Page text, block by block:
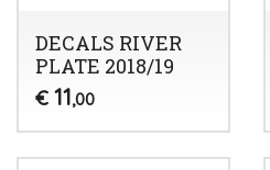
DECALS RIVER
PLATE 2018/19
€ 11,00